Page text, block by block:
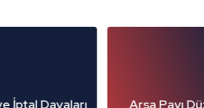
Payı Düzeltilmesine İlişkin Davalar